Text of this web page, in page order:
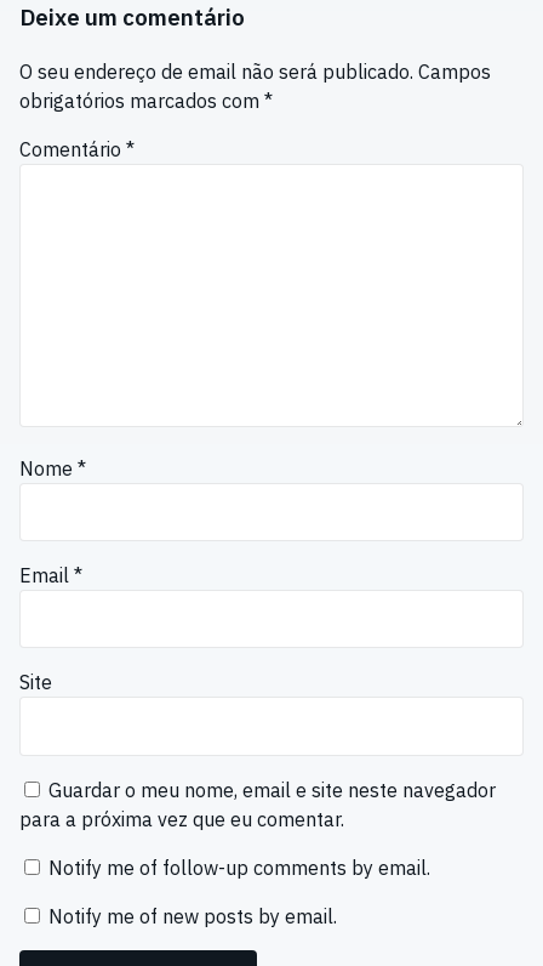
Deixe um comentário
O seu endereço de email não será publicado. Campos
obrigatórios marcados com *
Comentário *
Nome *
Email *
Site
Guardar o meu nome, email e site neste navegador
para a próxima vez que eu comentar.
Notify me of follow-up comments by email.
Notify me of new posts by email.